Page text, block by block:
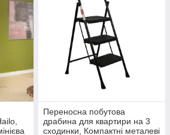
Переносна побутова
драбина для квартири на 3
сходинки, Компактні металеві